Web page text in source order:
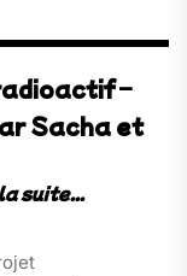
–
Sacha et